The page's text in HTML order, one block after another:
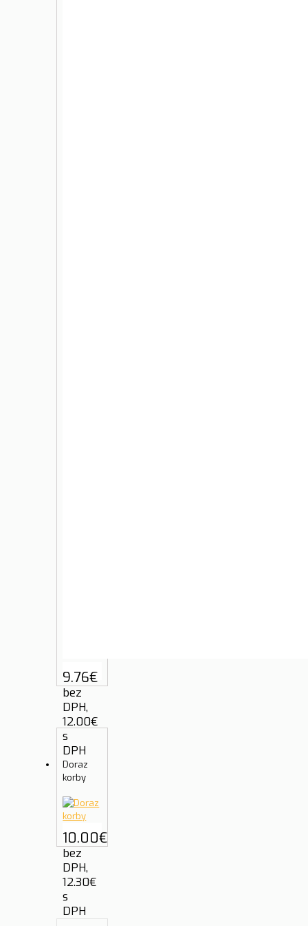
9.76€
bez
DPH,
12.00€
s
DPH
Doraz
korby
10.00€
bez
DPH,
12.30€
s
DPH